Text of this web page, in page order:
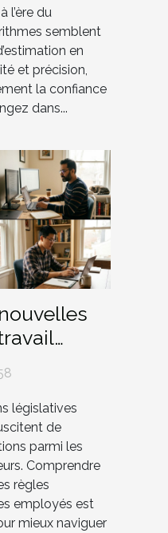
l’ère du
semblent
en
et précision,
la confiance
dans...
?
législatives
de
parmi les
Comprendre
règles
employés est
mieux naviguer